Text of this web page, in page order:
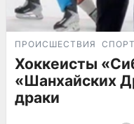
ПРОИСШЕСТВИЯ СПОРТ
Хоккеисты
«Шанхайских
драки